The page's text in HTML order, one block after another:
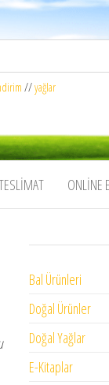
//yağlar
ONLINE
Bal Ürünleri
Doğal Ürünler
Doğal Yağlar
E-Kitaplar